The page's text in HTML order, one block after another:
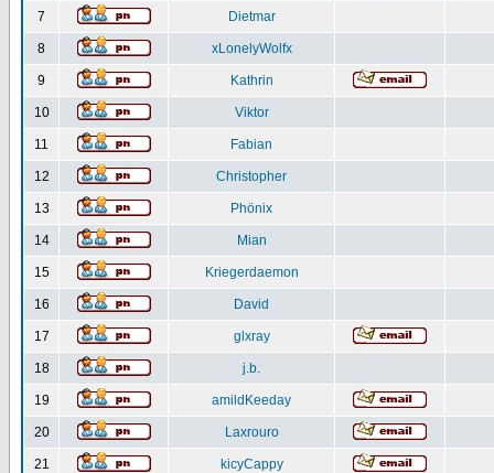
7 Dietmar
8 xLonelyWolfx
9 Kathrin
10 Viktor
11 Fabian
12 Christopher
13 Phönix
14 Mian
15 Kriegerdaemon
16 David
17 glxray
18 j.b.
19 amildKeeday
20 Laxrouro
21 kicyCappy